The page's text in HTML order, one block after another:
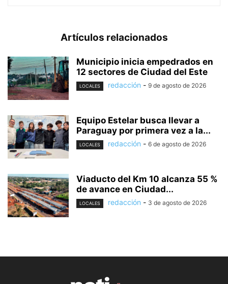
Artículos relacionados
Municipio inicia empedrados en
12 sectores de Ciudad del Este
LOCALES redacción - 9 de agosto de 2026
Equipo Estelar busca llevar a
Paraguay por primera vez a la...
LOCALES redacción - 6 de agosto de 2026
Viaducto del Km 10 alcanza 55 %
de avance en Ciudad...
LOCALES redacción - 3 de agosto de 2026